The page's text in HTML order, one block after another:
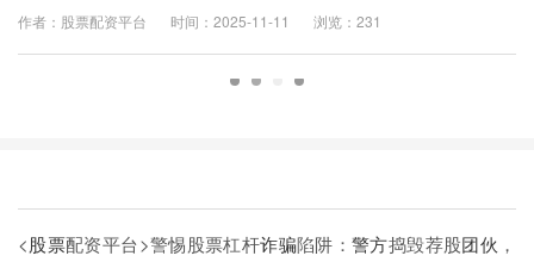
作者：股票配资平台 时间：2025-11-11 浏览：231
<股票配资平台>警惕股票杠杆诈骗陷阱：警方捣毁荐股团伙 ，